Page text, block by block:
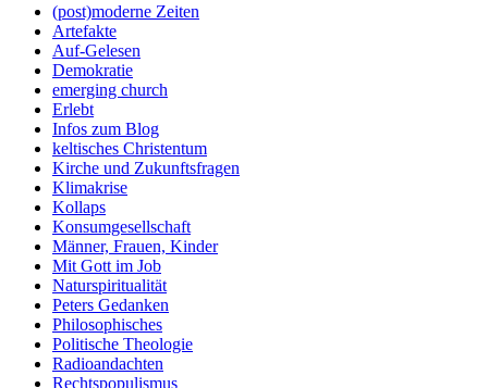
(post)moderne Zeiten
Artefakte
Auf-Gelesen
Demokratie
emerging church
Erlebt
Infos zum Blog
keltisches Christentum
Kirche und Zukunftsfragen
Klimakrise
Kollaps
Konsumgesellschaft
Männer, Frauen, Kinder
Mit Gott im Job
Naturspiritualität
Peters Gedanken
Philosophisches
Politische Theologie
Radioandachten
Rechtspopulismus